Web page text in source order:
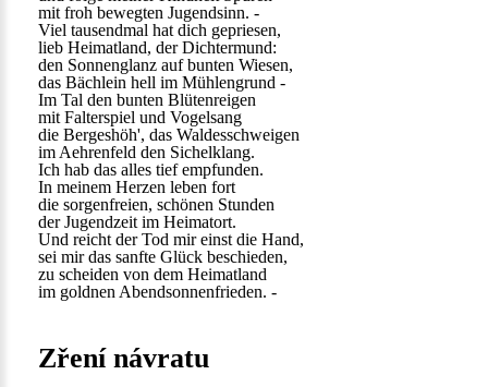
mit froh bewegten Jugendsinn. -
Viel tausendmal hat dich gepriesen,
lieb Heimatland, der Dichtermund:
den Sonnenglanz auf bunten Wiesen,
das Bächlein hell im Mühlengrund -
Im Tal den bunten Blütenreigen
mit Falterspiel und Vogelsang
die Bergeshöh', das Waldesschweigen
im Aehrenfeld den Sichelklang.
Ich hab das alles tief empfunden.
In meinem Herzen leben fort
die sorgenfreien, schönen Stunden
der Jugendzeit im Heimatort.
Und reicht der Tod mir einst die Hand,
sei mir das sanfte Glück beschieden,
zu scheiden von dem Heimatland
im goldnen Abendsonnenfrieden. -
Zření návratu